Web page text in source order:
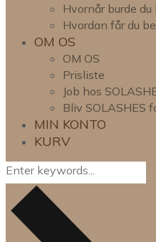
Hvornår burde
Hvordan får du
OM OS
OM OS
Prisliste
Job hos
Bliv SOLASHES
MIN KONTO
KURV